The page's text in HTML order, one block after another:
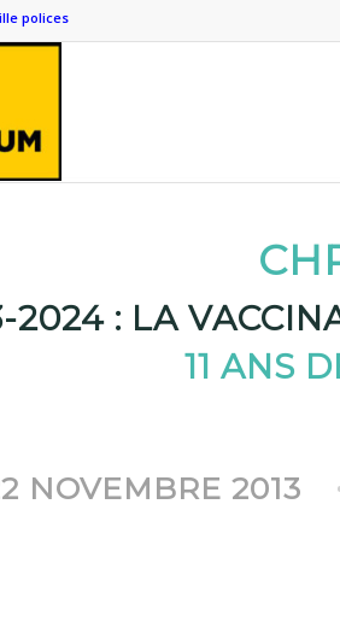
polices
2024 : LA
11 ANS
NOVEMBRE 2013